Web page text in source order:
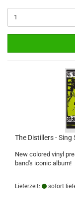
The Distillers -
New colored vinyl
band's iconic album!
Lieferzeit: sofort